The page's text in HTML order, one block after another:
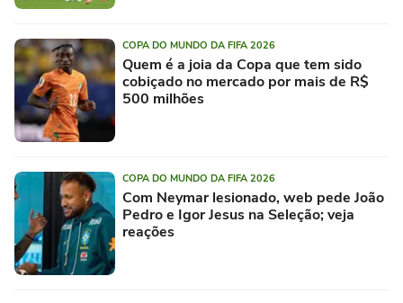
COPA DO MUNDO DA FIFA 2026
Quem é a joia da Copa que tem sido
cobiçado no mercado por mais de R$
500 milhões
COPA DO MUNDO DA FIFA 2026
Com Neymar lesionado, web pede João
Pedro e Igor Jesus na Seleção; veja
reações